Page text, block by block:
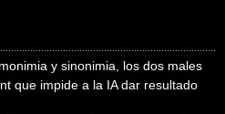
y sinonimia, los dos males
que impide a la IA dar resultado